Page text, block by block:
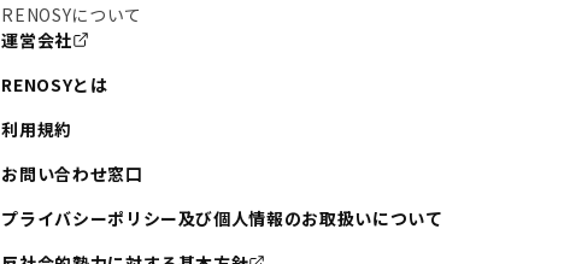
RENOSYについて
運営会社
RENOSYとは
利用規約
お問い合わせ窓口
プライバシーポリシー及び個人情報のお取扱いについて